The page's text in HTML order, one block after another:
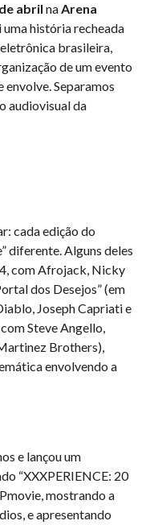
abril naArena
uma história recheada
brasileira,
de um evento
envolve. Separamos
audiovisual da
cada edição do
diferente. Alguns deles
com Afrojack, Nicky
dos Desejos” (em
Joseph Capriati e
Steve Angello,
Brothers),
envolvendo a
e lançou um
“XXXPERIENCE: 20
mostrando a
e apresentando